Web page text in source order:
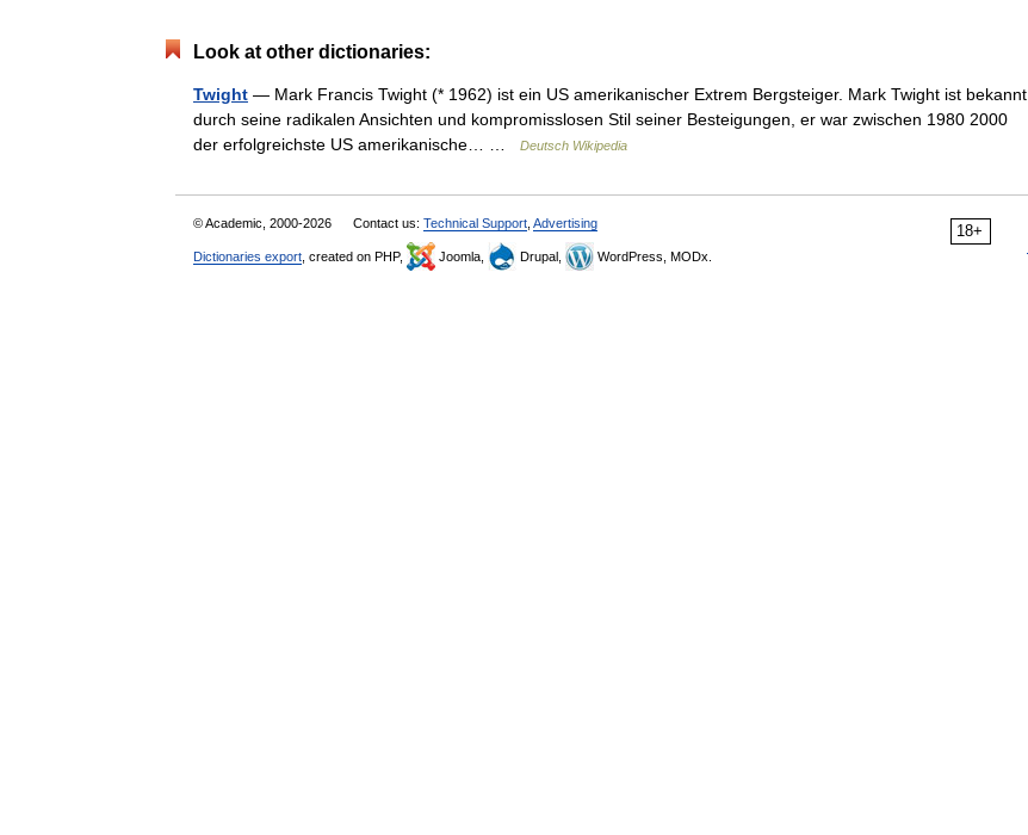
Look at other dictionaries:
Twight — Mark Francis Twight (* 1962) ist ein US amerikanischer Extrem Bergsteiger. Mark Twight ist bekannt
durch seine radikalen Ansichten und kompromisslosen Stil seiner Besteigungen, er war zwischen 1980 2000
der erfolgreichste US amerikanische… …
Deutsch Wikipedia
18+
© Academic, 2000-2026 Contact us: Technical Support Advertising
Dictionaries export , created on PHP, Joomla, Drupal, WordPress, MODx.